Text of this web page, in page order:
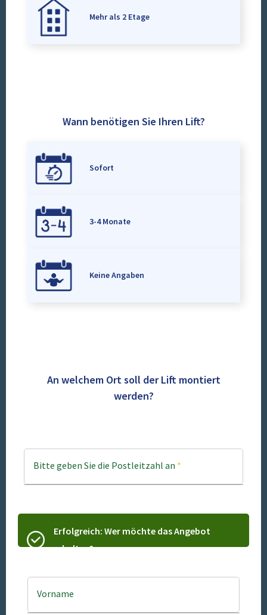
Mehr als 2 Etage
Wann benötigen Sie Ihren Lift?
Sofort
3-4 Monate
Keine Angaben
An welchem Ort soll der Lift montiert
werden?
Bitte geben Sie die Postleitzahl an *
Erfolgreich: Wer möchte das Angebot
erhalten?
Vorname